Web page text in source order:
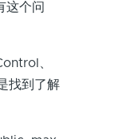
个问
、
找到了解